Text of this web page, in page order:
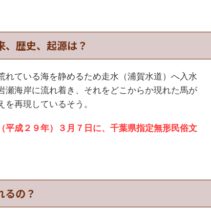
歴史、起源は？
れている海を静めるため走水（浦賀水道）へ入水
瀬海岸に流れ着き、それをどこからか現れた馬が
再現しているそう。
平成２９年）３月７日に、千葉県指定無形民俗文
の？